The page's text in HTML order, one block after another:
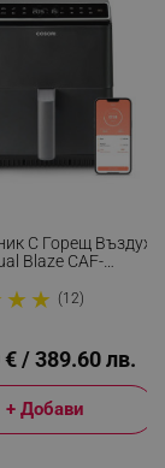
С Горещ Въздух
Blaze CAF-
360 ThermoIQ,
Черен
★ ★ (12)
/ 389.60 лв.
+ Добави